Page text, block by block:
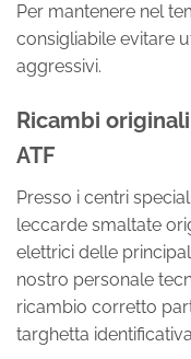
Per mantenere nel
consigliabile evitare
aggressivi.
Ricambi
ATF
Presso i centri
leccarde smaltate
elettrici delle
nostro personale
ricambio corretto
targhetta